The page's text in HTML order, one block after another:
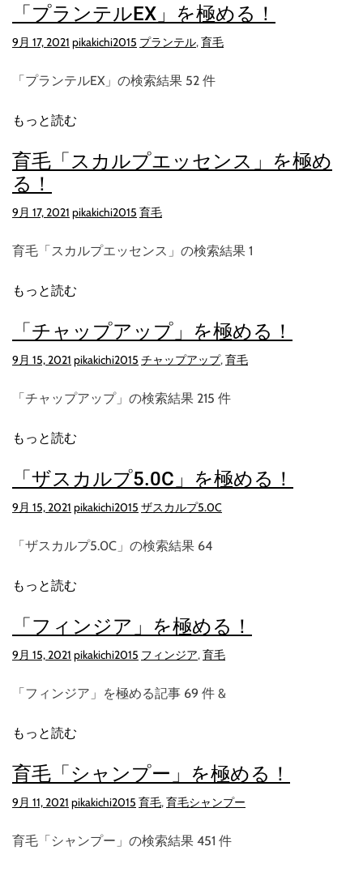
「プランテルEX」を極める！
9月 17, 2021 pikakichi2015 プランテル,育毛
「プランテルEX」の検索結果 52 件
もっと読む
育毛「スカルプエッセンス」を極め
る！
9月 17, 2021 pikakichi2015 育毛
育毛「スカルプエッセンス」の検索結果 1
もっと読む
「チャップアップ」を極める！
9月 15, 2021 pikakichi2015 チャップアップ,育毛
「チャップアップ」の検索結果 215 件
もっと読む
「ザスカルプ5.0C」を極める！
9月 15, 2021 pikakichi2015 ザスカルプ5.0C
「ザスカルプ5.0C」の検索結果 64
もっと読む
「フィンジア」を極める！
9月 15, 2021 pikakichi2015 フィンジア,育毛
「フィンジア」を極める記事 69 件 &
もっと読む
育毛「シャンプー」を極める！
9月 11, 2021 pikakichi2015 育毛,育毛シャンプー
育毛「シャンプー」の検索結果 451 件